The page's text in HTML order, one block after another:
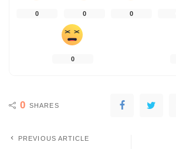
0 0 0
0
0 SHARES
PREVIOUS ARTICLE